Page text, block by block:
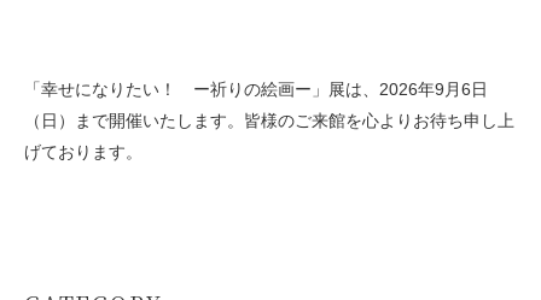
「幸せになりたい！ ー祈りの絵画ー」展は、2026年9月6日
（日）まで開催いたします。皆様のご来館を心よりお待ち申し上
げております。